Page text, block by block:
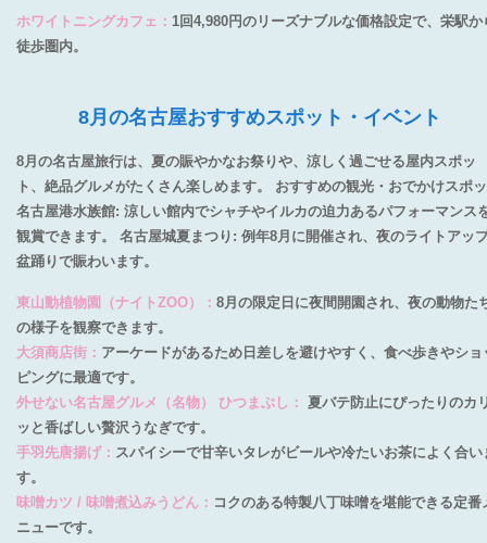
ホワイトニングカフェ： 1回4,980円のリーズナブルな価格設定で、栄駅か
徒歩圏内。
8月の名古屋おすすめスポット・イベント
8月の名古屋旅行は、夏の賑やかなお祭りや、涼しく過ごせる屋内スポッ
ト、絶品グルメがたくさん楽しめます。 おすすめの観光・おでかけスポ
名古屋港水族館: 涼しい館内でシャチやイルカの迫力あるパフォーマンス
観賞できます。 名古屋城夏まつり: 例年8月に開催され、夜のライトアッ
盆踊りで賑わいます。
東山動植物園（ナイトZOO）： 8月の限定日に夜間開園され、夜の動物た
の様子を観察できます。
大須商店街： アーケードがあるため日差しを避けやすく、食べ歩きやショ
ピングに最適です。
外せない名古屋グルメ（名物） ひつまぶし： 夏バテ防止にぴったりのカ
ッと香ばしい贅沢うなぎです。
手羽先唐揚げ： スパイシーで甘辛いタレがビールや冷たいお茶によく合い
す。
味噌カツ / 味噌煮込みうどん： コクのある特製八丁味噌を堪能できる定番
ニューです。